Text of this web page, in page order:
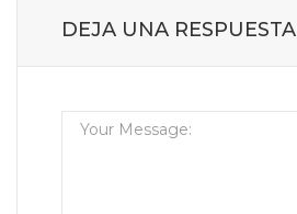
DEJA UNA RESPUESTA